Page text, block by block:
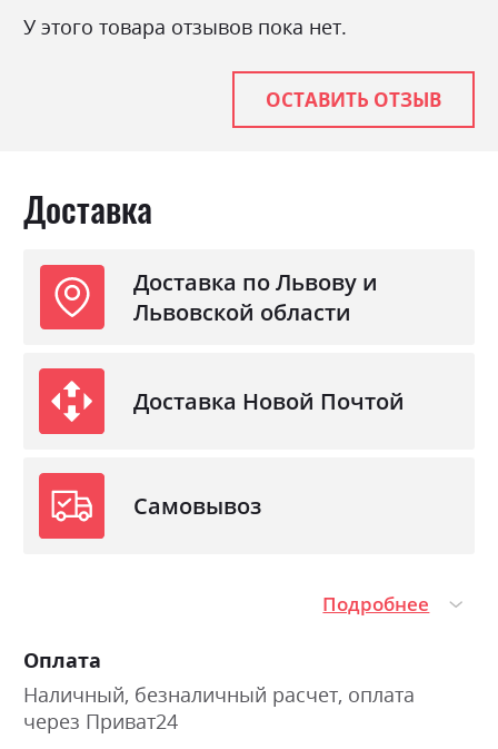
Цвет (Фасад):
білий глянець
модерн
У этого товара отзывов пока нет.
ОСТАВИТЬ ОТЗЫВ
Доставка
Доставка по Львову и
Львовской области
Доставка Новой Почтой
Самовывоз
Подробнее
Оплата
Наличный, безналичный расчет, оплата
через Приват24